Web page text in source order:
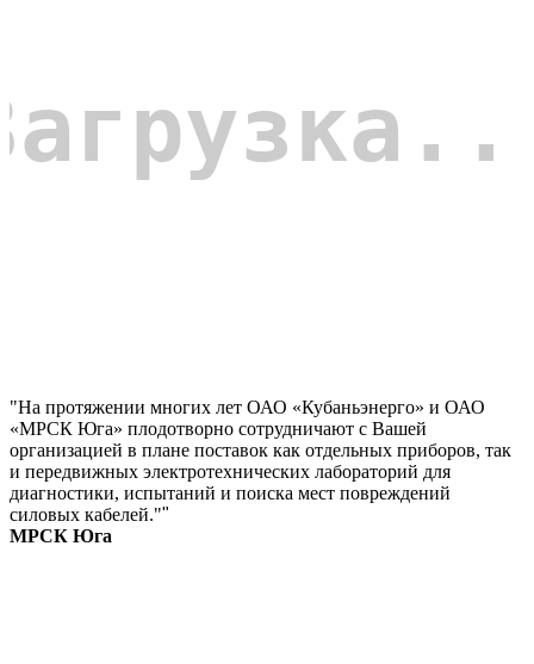
"На протяжении многих лет ОАО «Кубаньэнерго» и ОАО
«МРСК Юга» плодотворно сотрудничают с Вашей
организацией в плане поставок как отдельных приборов, так
и передвижных электротехнических лабораторий для
диагностики, испытаний и поиска мест повреждений
силовых кабелей.""
МРСК Юга